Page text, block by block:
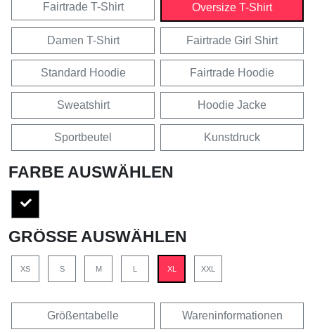
Fairtrade T-Shirt Oversize T-Shirt
Damen T-Shirt Fairtrade Girl Shirt
Standard Hoodie Fairtrade Hoodie
Sweatshirt Hoodie Jacke
Sportbeutel Kunstdruck
FARBE AUSWÄHLEN
GRÖSSE AUSWÄHLEN
XS S M XL XXL
Größentabelle Wareninformationen